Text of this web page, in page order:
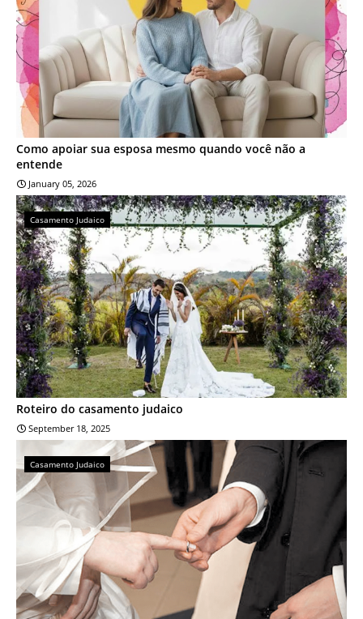
Como apoiar sua esposa mesmo quando você não a
entende
January 05, 2026
Casamento Judaico
Roteiro do casamento judaico
September 18, 2025
Casamento Judaico